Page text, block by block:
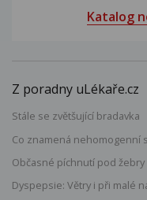
Katalog
Z poradny uLékaře.cz
Stále se zvětšující bradavka
Co znamená nehomogenní
Občasné píchnutí pod žebry
Dyspepsie: Větry i při malé